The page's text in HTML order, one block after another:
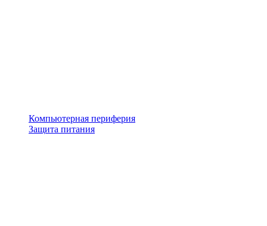
Компьютерная периферия
Защита питания